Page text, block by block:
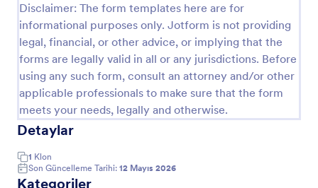
Disclaimer: The form templates here are for
informational purposes only. Jotform is not providing
legal, financial, or other advice, or implying that the
forms are legally valid in all or any jurisdictions. Before
using any such form, consult an attorney and/or other
applicable professionals to make sure that the form
meets your needs, legally and otherwise.
Detaylar
1 Klon
Son Güncelleme Tarihi: 12 Mayıs 2026
Kategoriler
olacaktır. Bu sözlü İngilizce geri bildirim formunu,
değerlendirmenin nihai sonucuyla ilgili geri bildirim
veya ek açıklamalar sağlamak için kullanabilirsiniz. Bu
dil değerlendirme formu şablonu, öğrencilerinin dil
becerilerini değerlendirmek isteyen diğer öğretim
kurumları için de kullanıcı dostudur.Logonuzu
ekleyin, renk düzenini değiştirin veya markanıza
uygun bir arka plan resmi ekleyin. İhtiyacınız olan
bilgileri toplamak için soruları kişiselleştirmeyi ve
formunuzu Google Drive ve Dropbox dahil olmak
üzere 100'den fazla popüler platformla entegre
etmeyi unutmayın. Jotform'un kodlama
gerektirmeyen özellikleri ile ilerlemenizi hızlandırın.
Şablon Kullan
Önizleme